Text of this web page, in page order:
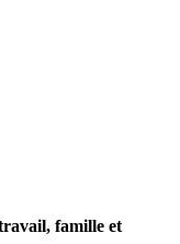
famille et